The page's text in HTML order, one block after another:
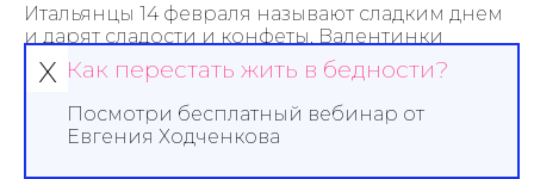
Итальянцы 14 февраля называют сладким днем
и дарят сладости и конфеты. Валентинки
посылают по почте в розовом конверте без
обратного адреса.
В Дании обычно посылают друг другу
засушенные белые цветы, а в Испании верхом
х Как перестать жить в бедности?
Посмотри бесплатный вебинар от
Евгения Ходченкова